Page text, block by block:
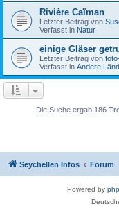
Rivière Caïman
Letzter Beitrag von
Verfasst in Natur
einige Gläser
Letzter Beitrag von
Verfasst in Andere
Die Suche ergab 186
Seychellen Infos Forum
Powered by